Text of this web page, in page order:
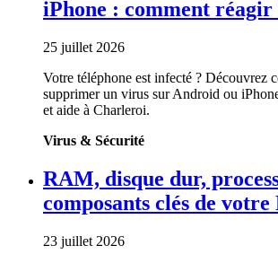
iPhone : comment réagir
25 juillet 2026
Votre téléphone est infecté ? Découvrez
supprimer un virus sur Android ou
et aide à Charleroi.
Virus & Sécurité
RAM, disque dur,
composants clés de votre
23 juillet 2026